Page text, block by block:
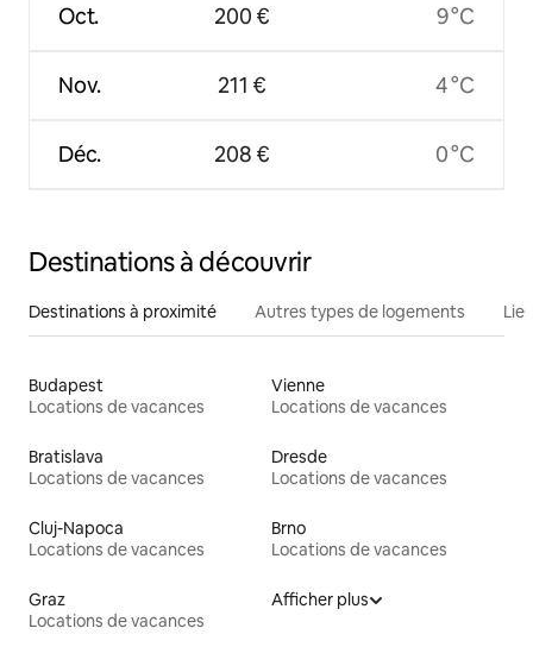
Oct.
Nov.
Déc.
200 €
211 €
208 €
9 °C
4 °C
0 °C
Destinations à découvrir
Destinations à proximité Autres types de logements
Budapest
Locations de vacances
Vienne
Locations de vacances
Bratislava
Locations de vacances
Dresde
Locations de vacances
Cluj-Napoca
Locations de vacances
Brno
Locations de vacances
Graz
Locations de vacances
Afficher plus